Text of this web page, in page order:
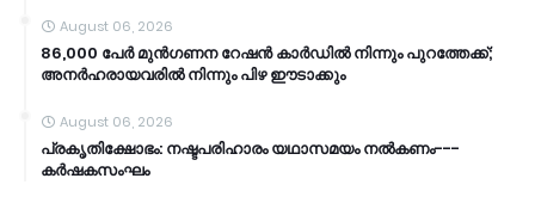
August 06, 2026
86,000 പേർ മുൻഗണന റേഷൻ കാർഡിൽ നിന്നും പുറത്തേക്ക്;
അനർഹരായവരിൽ നിന്നും പിഴ ഈടാക്കും
August 06, 2026
പ്രകൃതിക്ഷോഭം: നഷ്ടപരിഹാരം യഥാസമയം നൽകണം---
കർഷകസംഘം